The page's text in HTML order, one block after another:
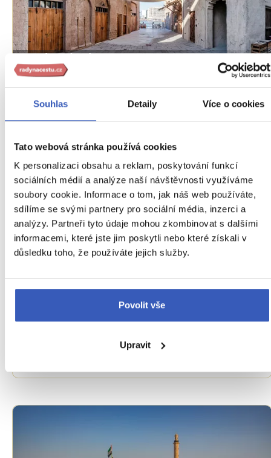
Souhlas Detaily Více o cookies
Tato webová stránka používá cookies
K personalizaci obsahu a reklam, poskytování funkcí
sociálních médií a analýze naší návštěvnosti využíváme
soubory cookie. Informace o tom, jak náš web používáte,
sdílíme se svými partnery pro sociální média, inzerci a
analýzy. Partneři tyto údaje mohou zkombinovat s dalšími
informacemi, které jste jim poskytli nebo které získali v
důsledku toho, že používáte jejich služby.
Povolit vše
Upravit
Bastakiya: krůček do malebné dubajské
minulosti
Oblíbená místa